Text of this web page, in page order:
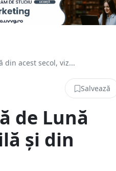
din acest secol, viz...
Salvează
de Lună
și din